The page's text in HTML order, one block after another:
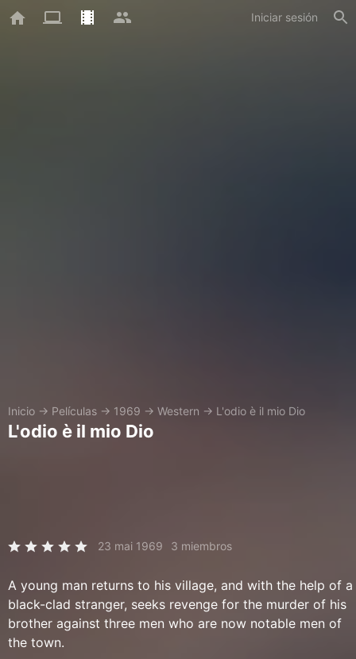
Iniciar sesión
Inicio → Películas → 1969 → Western → L'odio è il mio Dio
L'odio è il mio Dio
23 mai 1969 3 miembros
A young man returns to his village, and with the help of a
black-clad stranger, seeks revenge for the murder of his
brother against three men who are now notable men of
the town.